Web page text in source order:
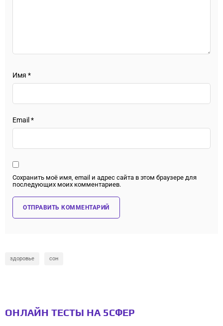
Имя *
Email *
Сохранить моё имя, email и адрес сайта в этом браузере для
последующих моих комментариев.
здоровье сон
ОНЛАЙН ТЕСТЫ НА 5СФЕР